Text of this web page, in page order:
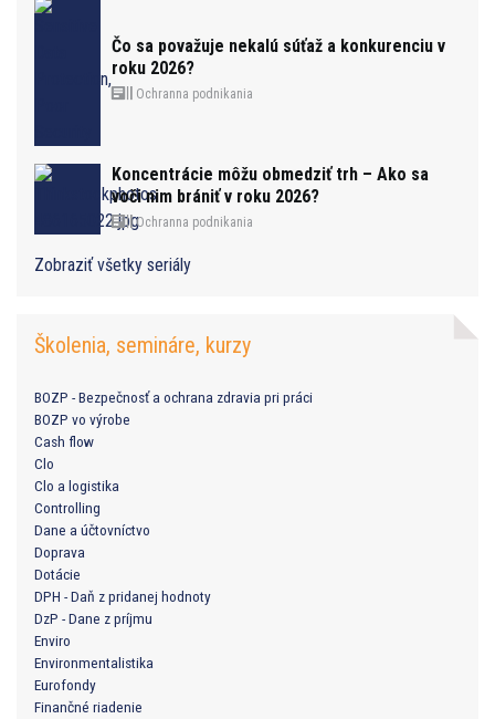
Čo sa považuje nekalú súťaž a konkurenciu v
roku 2026?
Ochranna podnikania
Koncentrácie môžu obmedziť trh – Ako sa
voči nim brániť v roku 2026?
Ochranna podnikania
Zobraziť všetky seriály
Školenia, semináre, kurzy
BOZP - Bezpečnosť a ochrana zdravia pri práci
BOZP vo výrobe
Cash flow
Clo
Clo a logistika
Controlling
Dane a účtovníctvo
Doprava
Dotácie
DPH - Daň z pridanej hodnoty
DzP - Dane z príjmu
Enviro
Environmentalistika
Eurofondy
Finančné riadenie